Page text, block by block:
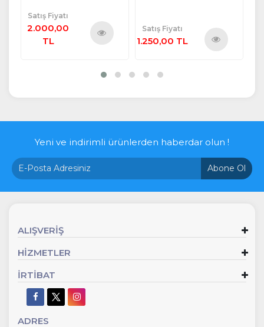
Satış Fiyatı
2.000,00
TL
Satış Fiyatı
1.250,00 TL
Yeni ve indirimli ürünlerden haberdar olun !
Abone Ol
ALIŞVERİŞ
HİZMETLER
İRTİBAT
ADRES